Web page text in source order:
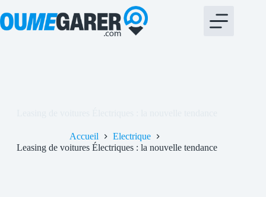
au
contenu
Accueil
Electrique
Leasing de voitures Électriques : la nouvelle tendance